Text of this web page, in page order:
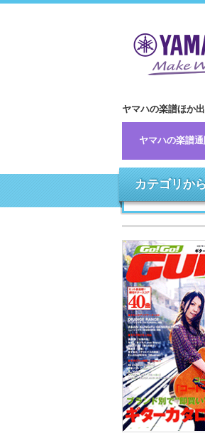
ヤマハの楽譜ほか
ヤマハの楽譜
カテゴリか